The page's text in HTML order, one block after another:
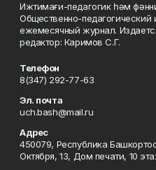
Ижтимағи-педагогик һәм
Общественно-педагогический
ежемесячный журнал.
редактор: Каримов С.Г.
Телефон
8(347) 292-77-63
Эл. почта
uch.bash@mail.ru
Адрес
450079, Республика
Октября, 13, Дом печати, 10